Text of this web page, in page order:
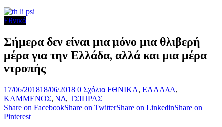
Εθνικά
Σήμερα δεν είναι μια μόνο μια θλιβερή
μέρα για την Ελλάδα, αλλά και μια μέρα
ντροπής
17/06/201818/06/2018 0 Σχόλια ΕΘΝΙΚΑ, ΕΛΛΑΔΑ,
ΚΑΜΜΕΝΟΣ, ΝΔ, ΤΣΙΠΡΑΣ
Share on FacebookShare on TwitterShare on LinkedinShare on
Pinterest